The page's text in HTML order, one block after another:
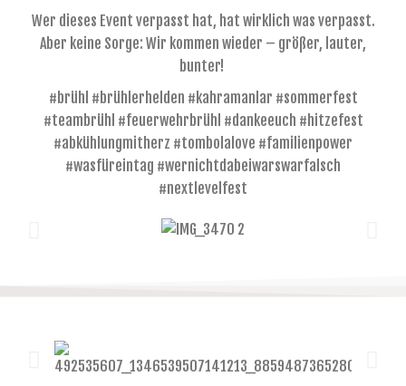
Wer dieses Event verpasst hat, hat wirklich was verpasst.
Aber keine Sorge: Wir kommen wieder – größer, lauter,
bunter!
#brühl #brühlerhelden #kahramanlar #sommerfest
#teambrühl #feuerwehrbrühl #dankeeuch #hitzefest
#abkühlungmitherz #tombolalove #familienpower
#wasfüreintag #wernichtdabeiwarswarfalsch
#nextlevelfest